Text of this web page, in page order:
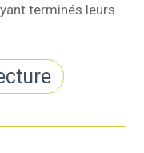
terminés leurs